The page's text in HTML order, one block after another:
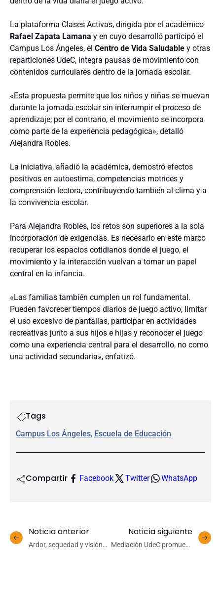
La plataforma Clases Activas, dirigida por el académico
Rafael Zapata Lamana y en cuyo desarrolló participó el
Campus Los Ángeles, el Centro de Vida Saludable y otras
reparticiones UdeC, integra pausas de movimiento con
contenidos curriculares dentro de la jornada escolar.
«Esta propuesta permite que los niños y niñas se muevan
durante la jornada escolar sin interrumpir el proceso de
aprendizaje; por el contrario, el movimiento se incorpora
como parte de la experiencia pedagógica», detalló
Alejandra Robles.
La iniciativa, añadió la académica, demostró efectos
positivos en autoestima, competencias motrices y
comprensión lectora, contribuyendo también al clima y a
la convivencia escolar.
Para Alejandra Robles, los retos son superiores a la sola
incorporación de exigencias. Es necesario en este marco
recuperar los espacios cotidianos donde el juego, el
movimiento y la interacción vuelvan a tomar un papel
central en la infancia.
«Las familias también cumplen un rol fundamental.
Pueden favorecer tiempos diarios de juego activo, limitar
el uso excesivo de pantallas, participar en actividades
recreativas junto a sus hijos e hijas y reconocer el juego
como una experiencia central para el desarrollo, no como
una actividad secundaria», enfatizó.
Tags
Campus Los Ángeles, Escuela de Educación
Compartir Facebook Twitter WhatsApp
Noticia anterior
Ardor, sequedad y visión
Noticia siguiente
Mediación UdeC promueve